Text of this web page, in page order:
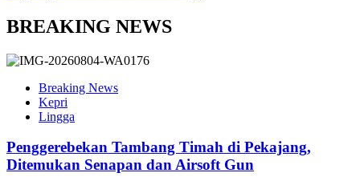
BREAKING NEWS
Breaking News
Kepri
Lingga
Penggerebekan Tambang Timah di Pekajang,
Ditemukan Senapan dan Airsoft Gun